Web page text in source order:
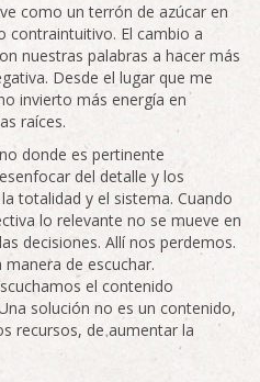
como un terrón de azúcar en
contraintuitivo. El cambio a
nuestras palabras a hacer más
Desde el lugar que me
invierto más energía en
raíces.
donde es pertinente
del detalle y los
totalidad y el sistema. Cuando
lo relevante no se mueve en
decisiones. Allí nos perdemos.
de escuchar.
el contenido
solución no es un contenido,
recursos, de aumentar la